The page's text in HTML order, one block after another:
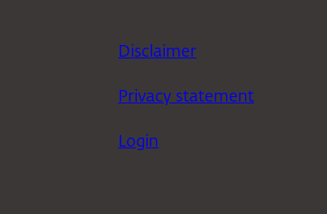
Disclaimer
Privacy statement
Login